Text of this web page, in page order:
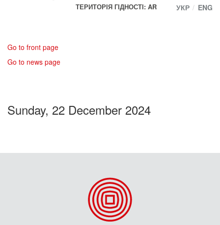
ТЕРИТОРІЯ ГІДНОСТІ: AR
УКР ENG
Go to front page
Go to news page
Sunday, 22 December 2024